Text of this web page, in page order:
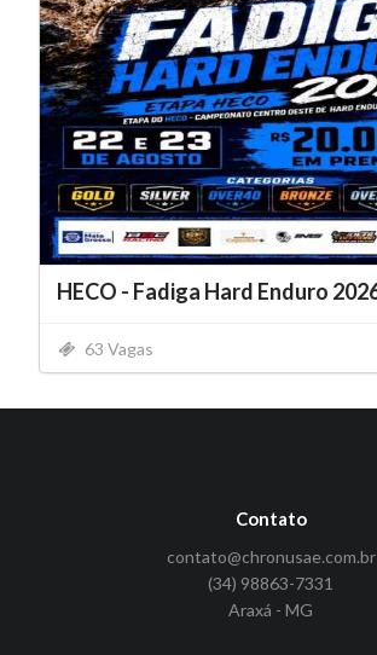
HECO - Fadiga Hard Enduro
63 Vagas
Contato
contato@chronusae.com.br
(34) 98863-7331
Araxá - MG